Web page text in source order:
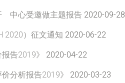
中心受邀做主题报告 2020-09-28
2020）征文通知 2020-06-22
告2019》 2020-04-22
分析报告2019》 2020-03-23